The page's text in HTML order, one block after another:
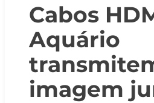
Cabos
Aquário
imagem